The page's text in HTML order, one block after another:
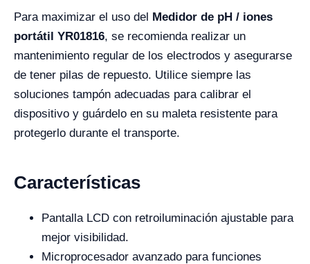
Para maximizar el uso del Medidor de pH / iones
portátil YR01816, se recomienda realizar un
mantenimiento regular de los electrodos y asegurarse
de tener pilas de repuesto. Utilice siempre las
soluciones tampón adecuadas para calibrar el
dispositivo y guárdelo en su maleta resistente para
protegerlo durante el transporte.
Características
Pantalla LCD con retroiluminación ajustable para
mejor visibilidad.
Microprocesador avanzado para funciones